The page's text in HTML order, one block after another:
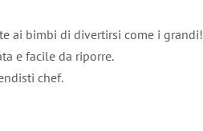
ai bimbi di divertirsi come i grandi!
e facile da riporre.
chef.